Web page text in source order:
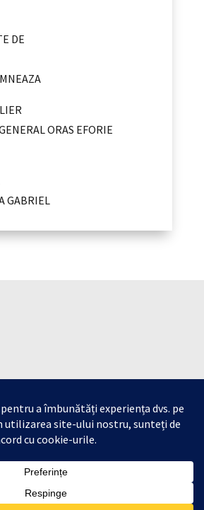
DE
ORAS EFORIE
GABRIEL
Local Eforie 2026 | Toate